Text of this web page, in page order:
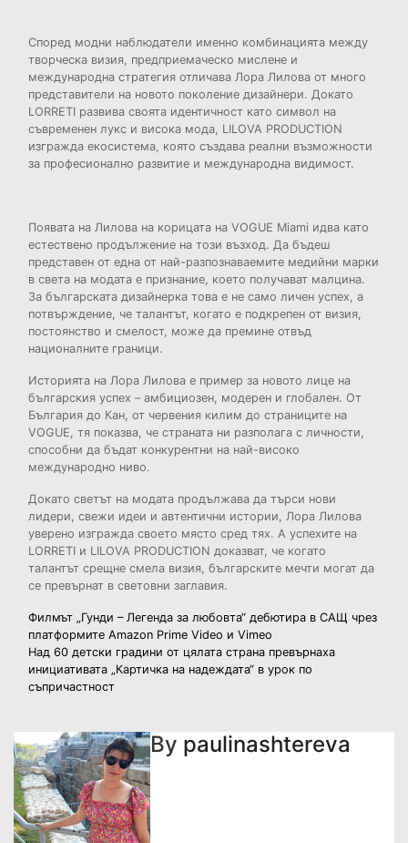
Според модни наблюдатели именно комбинацията между
творческа визия, предприемаческо мислене и
международна стратегия отличава Лора Лилова от много
представители на новото поколение дизайнери. Докато
LORRETI развива своята идентичност като символ на
съвременен лукс и висока мода, LILOVA PRODUCTION
изгражда екосистема, която създава реални възможности
за професионално развитие и международна видимост.
Появата на Лилова на корицата на VOGUE Miami идва като
естествено продължение на този възход. Да бъдеш
представен от една от най-разпознаваемите медийни марки
в света на модата е признание, което получават малцина.
За българската дизайнерка това е не само личен успех, а
потвърждение, че талантът, когато е подкрепен от визия,
постоянство и смелост, може да премине отвъд
националните граници.
Историята на Лора Лилова е пример за новото лице на
българския успех – амбициозен, модерен и глобален. От
България до Кан, от червения килим до страниците на
VOGUE, тя показва, че страната ни разполага с личности,
способни да бъдат конкурентни на най-високо
международно ниво.
Докато светът на модата продължава да търси нови
лидери, свежи идеи и автентични истории, Лора Лилова
уверено изгражда своето място сред тях. А успехите на
LORRETI и LILOVA PRODUCTION доказват, че когато
талантът срещне смела визия, българските мечти могат да
се превърнат в световни заглавия.
Навигация
Филмът „Гунди – Легенда за любовта“ дебютира в САЩ чрез
платформите Amazon Prime Video и Vimeo
Над 60 детски градини от цялата страна превърнаха
инициативата „Картичка на надеждата“ в урок по
съпричастност
By paulinashtereva